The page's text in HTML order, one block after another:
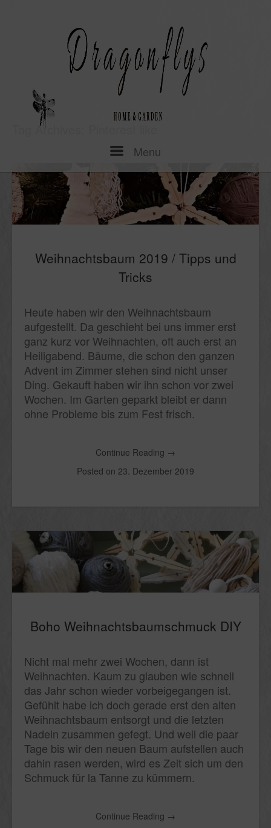
Menu
Tag Archives:
Weihnachtsbaum 2019 / Tipps und
Tricks
Heute haben wir den Weihnachtsbaum
aufgestellt. Da geschieht bei uns immer erst
ganz kurz vor Weihnachten, oft auch erst an
Heiligabend. Bäume, die schon den ganzen
Advent im Zimmer stehen sind nicht unser
Ding. Gekauft haben wir ihn schon vor zwei
Wochen. Im Garten geparkt bleibt er dann
ohne Probleme bis zum Fest frisch.
Continue Reading →
Posted on 23. Dezember 2019
Boho Weihnachtsbaumschmuck DIY
Nicht mal mehr zwei Wochen, dann ist
Weihnachten. Kaum zu glauben wie schnell
das Jahr schon wieder vorbeigegangen ist.
Gefühlt habe ich doch gerade erst den alten
Weihnachtsbaum entsorgt und die letzten
Nadeln zusammen gefegt. Und weil die paar
Tage bis wir den neuen Baum aufstellen auch
dahin rasen werden, wird es Zeit sich um den
Schmuck für la Tanne zu kümmern.
Continue Reading →